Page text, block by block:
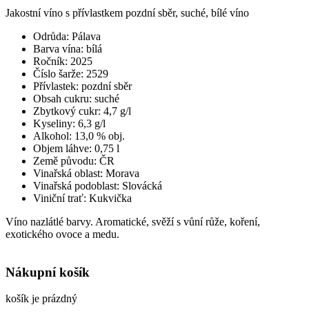
Jakostní víno s přívlastkem pozdní sběr, suché, bílé víno
Odrůda: Pálava
Barva vína: bílá
Ročník: 2025
Číslo šarže: 2529
Přívlastek: pozdní sběr
Obsah cukru: suché
Zbytkový cukr: 4,7 g/l
Kyseliny: 6,3 g/l
Alkohol: 13,0 % obj.
Objem láhve: 0,75 l
Země původu: ČR
Vinařská oblast: Morava
Vinařská podoblast: Slovácká
Viniční trať: Kukvička
Víno nazlátlé barvy. Aromatické, svěží s vůní růže, koření,
exotického ovoce a medu.
Nákupní košík
košík je prázdný